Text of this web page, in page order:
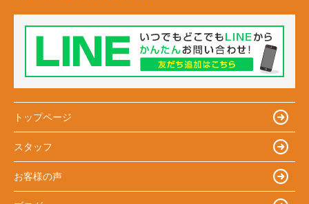
トップページ
スタッフ
お客様の声